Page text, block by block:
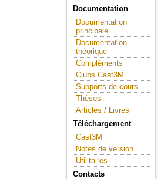
Documentation
Documentation
principale
Documentation
théorique
Compléments
Clubs Cast3M
Supports de cours
Thèses
Articles / Livres
Téléchargement
Cast3M
Notes de version
Utilitaires
Contacts